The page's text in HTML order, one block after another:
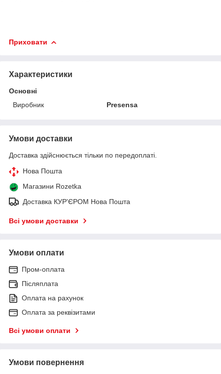
Приховати
Характеристики
Основні
Виробник
Presensa
Умови доставки
Доставка здійснюється тільки по передоплаті.
Нова Пошта
Магазини Rozetka
Доставка КУР'ЄРОМ Нова Пошта
Всі умови доставки
Умови оплати
Пром-оплата
Післяплата
Оплата на рахунок
Оплата за реквізитами
Всі умови оплати
Умови повернення